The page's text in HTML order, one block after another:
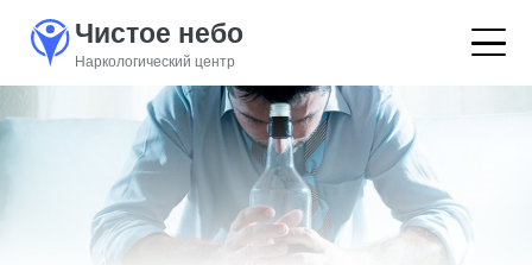
Чистое небо
Наркологический центр